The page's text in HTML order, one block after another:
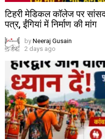
टिहरी मेडिकल कॉलेज पर सांसद
पत्र, ईंगियां में निर्माण की मांग
by Neeraj Gusain
2 days ago